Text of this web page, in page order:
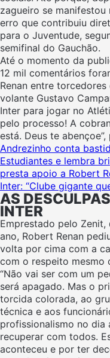
zagueiro se
erro que contribuiu
para o Juventude,
semifinal do Gauchão.
Até o momento da
12 mil comentários
Renan entre
volante Gustavo
Inter para jogar no
pelo processo! A
está. Deus te
Andrezinho conta
Estudiantes e lembra
presta apoio a Robert
Inter: “Clube gigante
AS
INTER
Emprestado pelo Zenit,
ano, Robert Renan
volta por cima com a
com o respeito mesmo
“Não vai ser com um
será apagado. Mas o
torcida colorada, ao
técnica e aos
profissionalismo no dia
recuperar com todos.
aconteceu e por ter